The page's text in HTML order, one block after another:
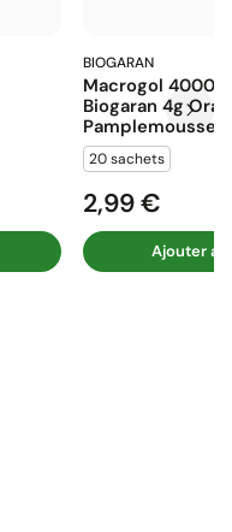
BIOGARAN
Macrogol 4000
Biogaran 4g
Pamplemousse...
20 sachets
Prix
2,99 €
Ajouter au